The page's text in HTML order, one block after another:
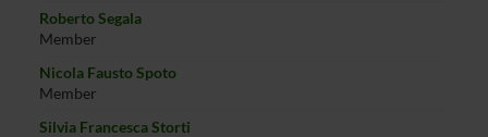
Roberto Segala
Member
Nicola Fausto Spoto
Member
Silvia Francesca Storti